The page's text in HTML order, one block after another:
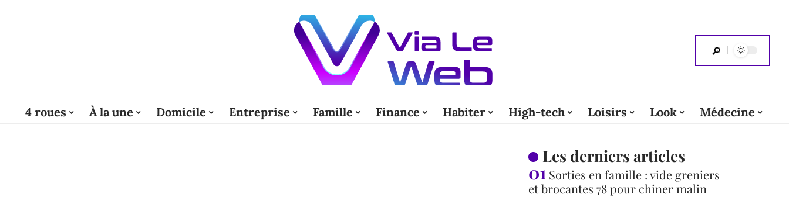
4 roues À la une Domicile Entreprise Famille Finance Habiter High-tech Loisirs Look Médecine
Les derniers articles
Sorties en famille : vide greniers
et brocantes 78 pour chiner malin